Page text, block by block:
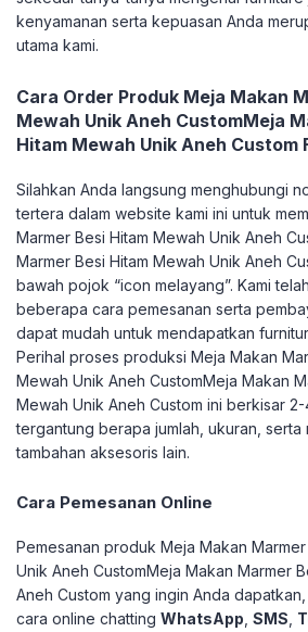
kenyamanan serta kepuasan Anda
utama kami.
Cara Order Produk Meja Makan
Mewah Unik Aneh CustomMeja
Hitam Mewah Unik Aneh Custom
Silahkan Anda langsung menghubungi
tertera dalam website kami ini untuk
Marmer Besi Hitam Mewah Unik Aneh
Marmer Besi Hitam Mewah Unik Aneh
bawah pojok “icon melayang”. Kami
beberapa cara pemesanan serta
dapat mudah untuk mendapatkan
Perihal proses produksi Meja Makan
Mewah Unik Aneh CustomMeja Makan
Mewah Unik Aneh Custom ini berkisar
tergantung berapa jumlah, ukuran, serta
tambahan aksesoris lain.
Cara Pemesanan Online
Pemesanan produk Meja Makan
Unik Aneh CustomMeja Makan Marmer
Aneh Custom yang ingin Anda
cara online chatting WhatsApp SMS